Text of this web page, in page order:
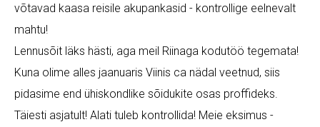
võtavad kaasa reisile akupankasid - kontrollige eelnevalt
mahtu!
Lennusõit läks hästi, aga meil Riinaga kodutöö tegemata!
Kuna olime alles jaanuaris Viinis ca nädal veetnud, siis
pidasime end ühiskondlike sõidukite osas proffideks.
Täiesti asjatult! Alati tuleb kontrollida! Meie eksimus -